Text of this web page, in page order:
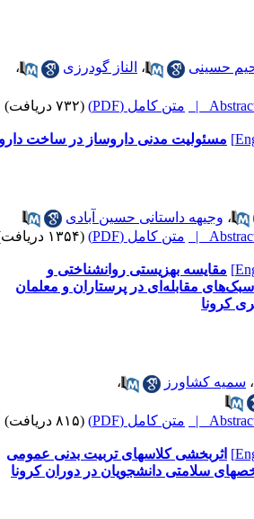
حسینی ،الناز گودرزی
،
متن کامل (PDF) (۷۳۲ دریافت)
مسئولیت مدنی داروساز در ساخت دارو
،وجیهه داستانی حسین آبادی
متن کامل (PDF) (۱۳۵۴ دریافت)
مقایسه‌ بهزیستی روانشناختی و
مقابله‌ای در پرستاران و معلمان
کرونا
سمیه کشاورز
،
متن کامل (PDF) (۸۱۵ دریافت)
اثربخشی کلاسهای تربیت بدنی عمومی
سلامتی دانشجویان در دوران کرونا